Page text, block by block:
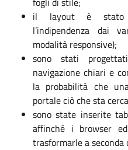
il layout è stato
l’indipendenza dai
modalità responsive);
sono stati
navigazione chiari e
la probabilità che
portale ciò che sta
sono state inserite
affinché i browser
trasformarle a seconda